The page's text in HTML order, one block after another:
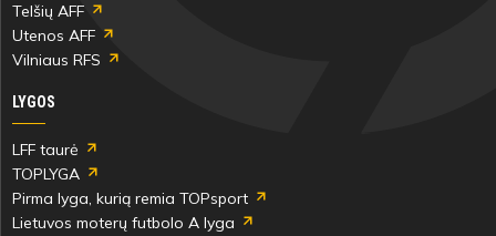
Telšių AFF
Utenos AFF
Vilniaus RFS
LYGOS
LFF taurė
TOPLYGA
Pirma lyga, kurią remia TOPsport
Lietuvos moterų futbolo A lyga